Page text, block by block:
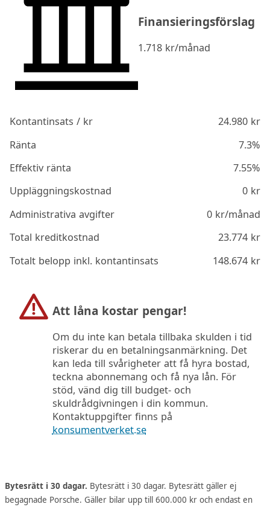
Finansieringsförslag
1.718 kr/månad
Kontantinsats / kr 24.980kr
Ränta
7.3%
Effektiv ränta
7.55%
Uppläggningskostnad
0kr
Administrativa avgifter
0kr/månad
Total kreditkostnad
23.774kr
Totalt belopp inkl. kontantinsats
148.674kr
Att låna kostar pengar!
Om du inte kan betala tillbaka skulden i tid
riskerar du en betalningsanmärkning. Det
kan leda till svårigheter att få hyra bostad,
teckna abonnemang och få nya lån. För
stöd, vänd dig till budget- och
skuldrådgivningen i din kommun.
Kontaktuppgifter finns på
konsumentverket.se
Bytesrätt i 30 dagar. Bytesrätt i 30 dagar. Bytesrätt gäller ej
begagnade Porsche. Gäller bilar upp till 600.000 kr och endast en